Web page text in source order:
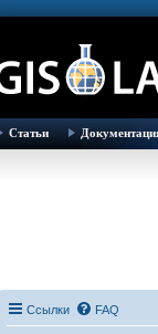
Статьи
Ссылки FAQ